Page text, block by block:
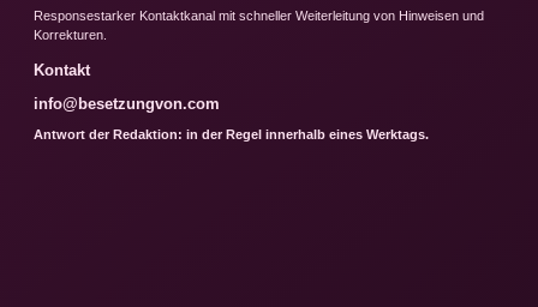
Responsestarker Kontaktkanal mit schneller Weiterleitung von Hinweisen und
Korrekturen.
Kontakt
info@besetzungvon.com
Antwort der Redaktion: in der Regel innerhalb eines Werktags.